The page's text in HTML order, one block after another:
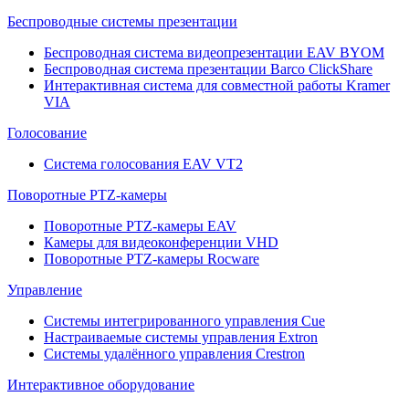
Беспроводные системы презентации
Беспроводная система видеопрезентации EAV BYOM
Беспроводная система презентации Barco ClickShare
Интерактивная система для совместной работы Kramer
VIA
Голосование
Система голосования EAV VT2
Поворотные PTZ-камеры
Поворотные PTZ-камеры EAV
Камеры для видеоконференции VHD
Поворотные PTZ-камеры Rocware
Управление
Системы интегрированного управления Cue
Настраиваемые системы управления Extron
Системы удалённого управления Crestron
Интерактивное оборудование